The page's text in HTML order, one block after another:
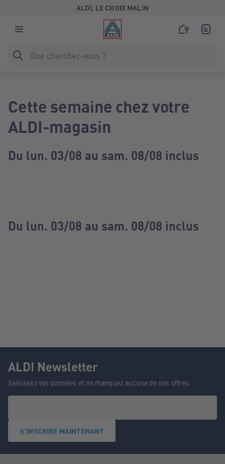
ALDI, LE CHOIX MALIN
Cette semaine chez votre
ALDI-magasin
Du lun. 03/08 au sam. 08/08 inclus
Du lun. 03/08 au sam. 08/08 inclus
ALDI Newsletter
Saisissez vos données et ne manquez aucune de nos offres.
S'INSCRIRE MAINTENANT